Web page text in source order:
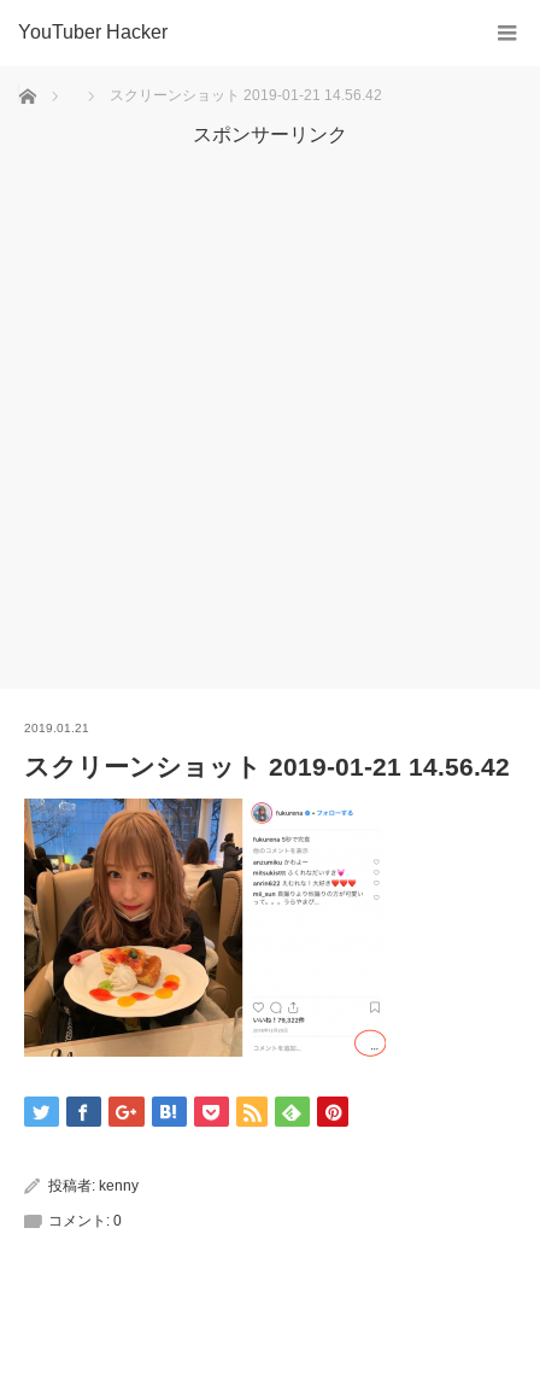
YouTuber Hacker
ホーム スクリーンショット 2019-01-21 14.56.42
スポンサーリンク
2019.01.21
スクリーンショット 2019-01-21 14.56.42
投稿者: kenny
コメント: 0